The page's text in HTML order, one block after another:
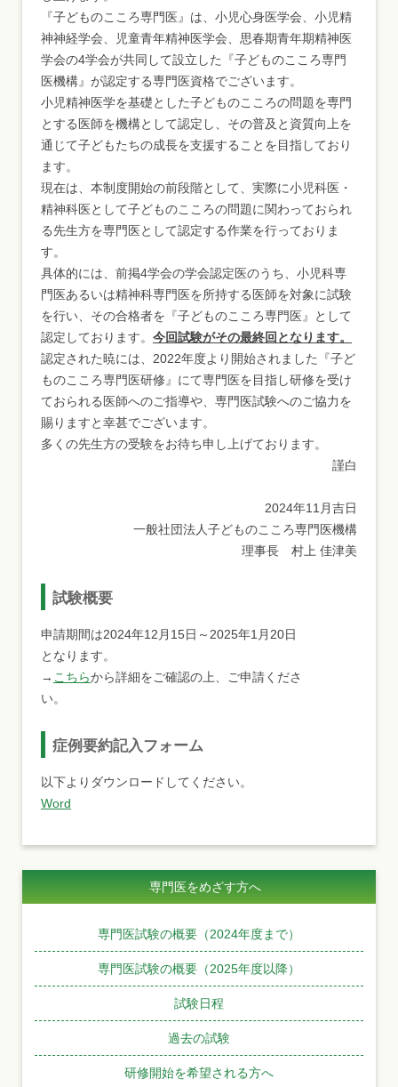
『子どものこころ専門医』は、小児心身医学会、小児精
神神経学会、児童青年精神医学会、思春期青年期精神医
学会の4学会が共同して設立した『子どものこころ専門
医機構』が認定する専門医資格でございます。
小児精神医学を基礎とした子どものこころの問題を専門
とする医師を機構として認定し、その普及と資質向上を
通じて子どもたちの成長を支援することを目指しており
ます。
現在は、本制度開始の前段階として、実際に小児科医・
精神科医として子どものこころの問題に関わっておられ
る先生方を専門医として認定する作業を行っておりま
す。
具体的には、前掲4学会の学会認定医のうち、小児科専
門医あるいは精神科専門医を所持する医師を対象に試験
を行い、その合格者を『子どものこころ専門医』として
認定しております。 今回試験がその最終回となります。
認定された暁には、2022年度より開始されました『子ど
ものこころ専門医研修』にて専門医を目指し研修を受け
ておられる医師へのご指導や、専門医試験へのご協力を
賜りますと幸甚でございます。
多くの先生方の受験をお待ち申し上げております。
謹白
2024年11月吉日
一般社団法人子どものこころ専門医機構
理事長 村上 佳津美
試験概要
申請期間は2024年12月15日～2025年1月20日
となります。
→ こちらから詳細をご確認の上、ご申請くださ
い。
症例要約記入フォーム
以下よりダウンロードしてください。
Word
専門医をめざす方へ
専門医試験の概要（2024年度まで）
専門医試験の概要（2025年度以降）
試験日程
過去の試験
研修開始を希望される方へ